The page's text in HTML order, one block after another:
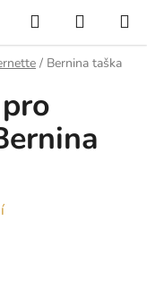
Hledat
KOŠÍK
/ Bernina taška